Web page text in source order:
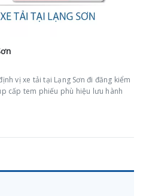
vị xe tải tại Lạng Sơn đi đăng kiểm
cấp tem phiếu phù hiệu lưu hành